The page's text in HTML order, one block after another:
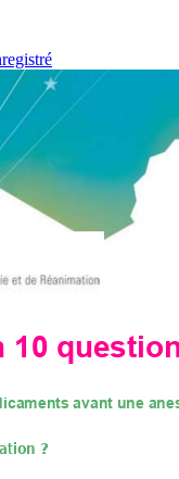
10
s avant une
?